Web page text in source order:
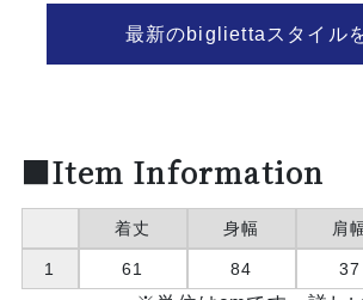
最新のbigliettaスタイル
■Item Information
着丈 身幅 肩
1 61 84 37